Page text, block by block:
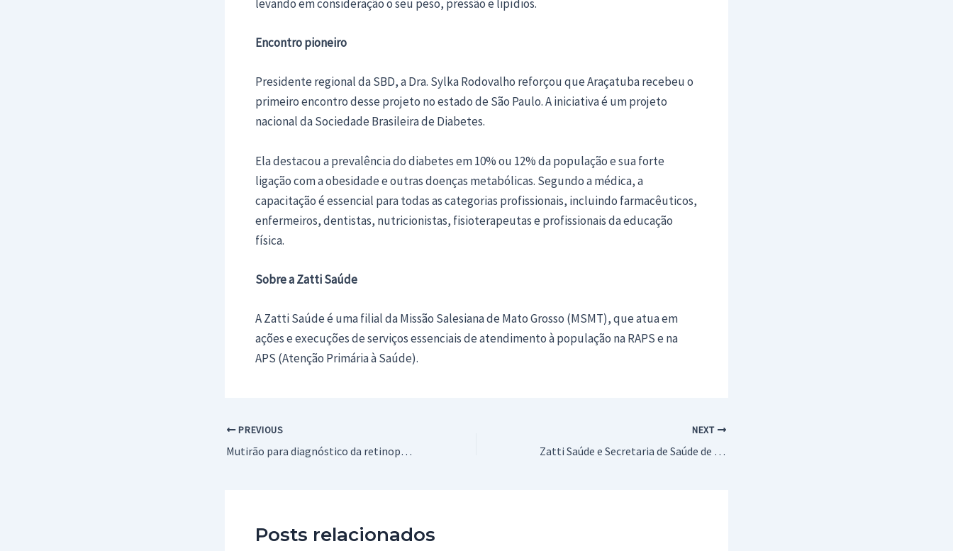
levando em consideração o seu peso, pressão e lipídios.
Encontro pioneiro
Presidente regional da SBD, a Dra. Sylka Rodovalho reforçou que Araçatuba recebeu o
primeiro encontro desse projeto no estado de São Paulo. A iniciativa é um projeto
nacional da Sociedade Brasileira de Diabetes.
Ela destacou a prevalência do diabetes em 10% ou 12% da população e sua forte
ligação com a obesidade e outras doenças metabólicas. Segundo a médica, a
capacitação é essencial para todas as categorias profissionais, incluindo farmacêuticos,
enfermeiros, dentistas, nutricionistas, fisioterapeutas e profissionais da educação
física.
Sobre a Zatti Saúde
A Zatti Saúde é uma filial da Missão Salesiana de Mato Grosso (MSMT), que atua em
ações e execuções de serviços essenciais de atendimento à população na RAPS e na
APS (Atenção Primária à Saúde).
Post
navigation
PREVIOUS
Mutirão para diagnóstico da retinopatia diabética atenderá 100 pacientes selecionados
NEXT
Zatti Saúde e Secretaria de Saúde de Araçatuba participam de seminário em Rio Preto
Posts relacionados